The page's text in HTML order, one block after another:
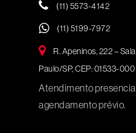
(11) 5573-4142
(11) 5199-7972
R. Apeninos, 222 –
Paulo/SP, CEP: 01533-000
Atendimento
agendamento prévio.